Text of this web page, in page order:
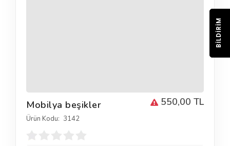
550,00 TL
Mobilya beşikler
Ürün Kodu: 3142
BILDIRIM